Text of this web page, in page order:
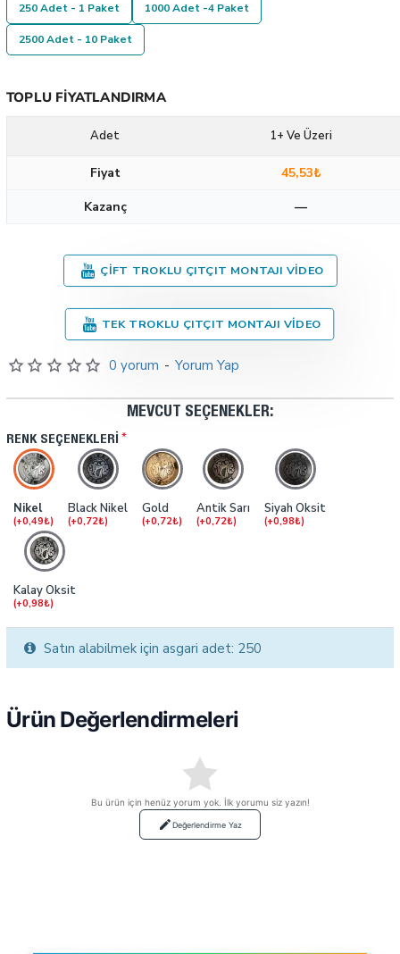
0 yorum - Yorum Yap
250 Adet - 1 Paket 1000 Adet -4 Paket
2500 Adet - 10 Paket
MEVCUT SEÇENEKLER:
RENK SEÇENEKLERI
Nikel
(+0,49₺)
Black Nikel
(+0,72₺)
Gold
(+0,72₺)
Antik Sarı
(+0,72₺)
Siyah Oksit
(+0,98₺)
Kalay Oksit
(+0,98₺)
Satın alabilmek için asgari adet: 250
TOPLU FIYATLANDIRMA
Adet 1+ Ve Üzeri
Fiyat
45,53₺
Kazanç
—
ÇIFT TROKLU ÇITÇIT MONTAJI VIDEO
TEK TROKLU ÇITÇIT MONTAJI VIDEO
Ürün Değerlendirmeleri
Bu ürün için henüz yorum yok. İlk yorumu siz yazın!
Değerlendirme Yaz